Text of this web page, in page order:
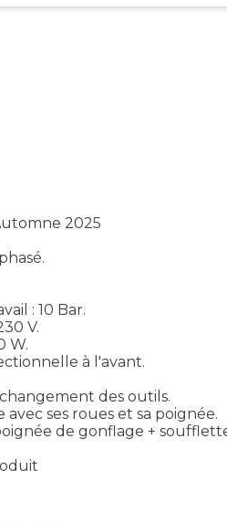
2025
: 10 Bar.
V.
W.
à l'avant.
des outils.
ses roues et sa poignée.
de gonflage +